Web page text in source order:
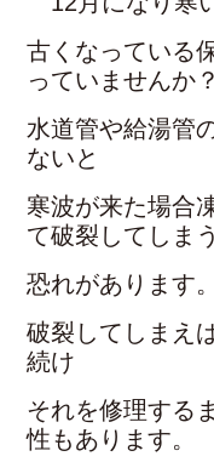
古くなっている
っていませんか？
水道管や給湯管
ないと
寒波が来た場合
て破裂してしまう
恐れがあります。
破裂してしまえ
続け
それを修理する
性もあります。